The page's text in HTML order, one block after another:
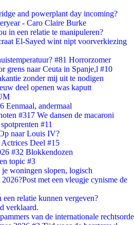
and powerplant day incoming?
- Caro Claire Burke
in een relatie te manipuleren?
El-Sayed wint nipt voorverkiezing
#81 Horrorzomer
grens naar Ceuta in Spanje,l #10
zonder mij uit te nodigen
deel openen was kaputt
Eenmaal, andermaal
#317 We dansen de macaroni
#11
naar Louis IV?
Deel #15
#32 Blokkendozen
topic #3
woningen slopen, logisch
met een vleugje cynisme de
relatie kunnen vergeven?
verklaard.
van de internationale rechtsorde